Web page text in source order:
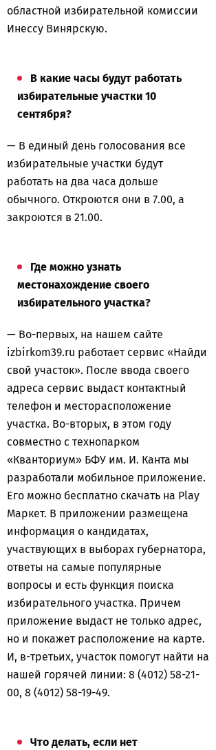
областной избирательной комиссии
Инессу Винярскую.
В какие часы будут работать
избирательные участки 10
сентября?
— В единый день голосования все
избирательные участки будут
работать на два часа дольше
обычного. Откроются они в 7.00, а
закроются в 21.00.
Где можно узнать
местонахождение своего
избирательного участка?
— Во-первых, на нашем сайте
izbirkom39.ru работает сервис «Найди
свой участок». После ввода своего
адреса сервис выдаст контактный
телефон и месторасположение
участка. Во-вторых, в этом году
совместно с технопарком
«Кванториум» БФУ им. И. Канта мы
разработали мобильное приложение.
Его можно бесплатно скачать на Play
Маркет. В приложении размещена
информация о кандидатах,
участвующих в выборах губернатора,
ответы на самые популярные
вопросы и есть функция поиска
избирательного участка. Причем
приложение выдаст не только адрес,
но и покажет расположение на карте.
И, в-третьих, участок помогут найти на
нашей горячей линии: 8 (4012) 58-21-
00, 8 (4012) 58-19-49.
Что делать, если нет